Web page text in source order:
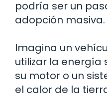
podría ser un
adopción masiva.
Imagina un
utilizar la
su motor o un
el calor de la